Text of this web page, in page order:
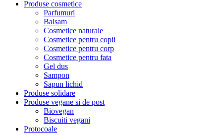
Produse cosmetice
Parfumuri
Balsam
Cosmetice naturale
Cosmetice pentru copii
Cosmetice pentru corp
Cosmetice pentru fata
Gel dus
Sampon
Sapun lichid
Produse solidare
Produse vegane si de post
Biovegan
Biscuiti vegani
Protocoale